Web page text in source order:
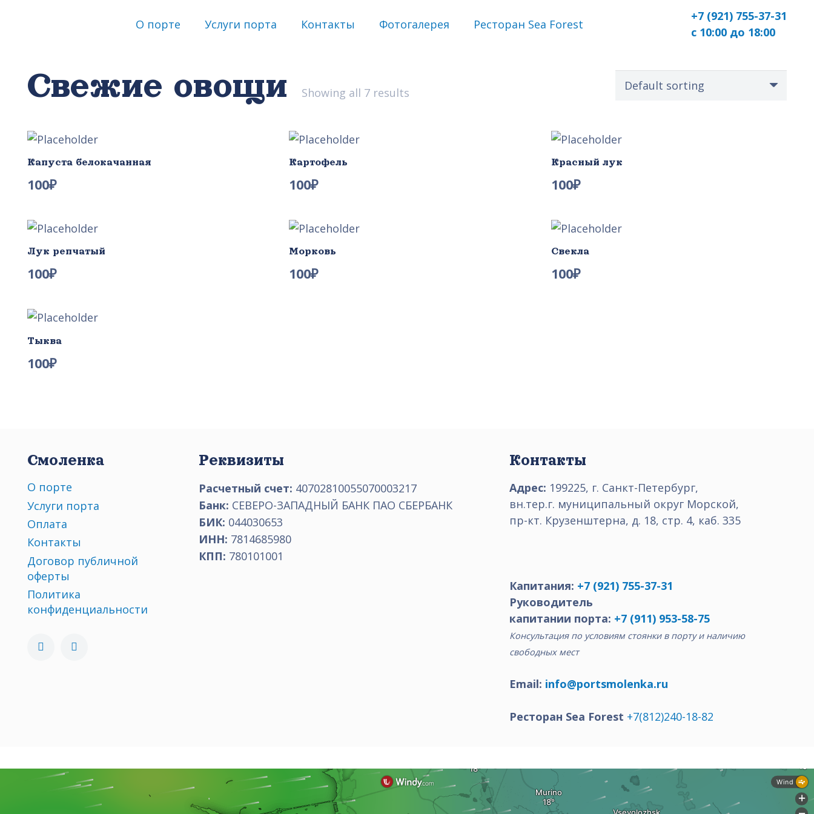
О порте Услуги порта Контакты Фотогалерея Ресторан Sea Forest
+7 (921) 755-37-31
с 10:00 до 18:00
Свежие овощи Showing all 7 results
Капуста белокачанная
100₽
Картофель
100₽
Красный лук
100₽
Лук репчатый
100₽
Морковь
100₽
Свекла
100₽
Тыква
100₽
Смоленка
О порте
Услуги порта
Оплата
Контакты
Договор публичной
оферты
Политика
конфиденциальности
Реквизиты
Расчетный счет: 40702810055070003217
Банк: СЕВЕРО-ЗАПАДНЫЙ БАНК ПАО СБЕРБАНК
БИК: 044030653
ИНН: 7814685980
КПП: 780101001
Контакты
Адрес: 199225, г. Санкт-Петербург,
вн.тер.г. муниципальный округ Морской,
пр-кт. Крузенштерна, д. 18, стр. 4, каб. 335
Капитания: +7 (921) 755-37-31
Руководитель
капитании порта: +7 (911) 953-58-75
Консультация по условиям стоянки в порту и наличию
свободных мест
Email: info@portsmolenka.ru
Ресторан Sea Forest +7(812)240-18-82